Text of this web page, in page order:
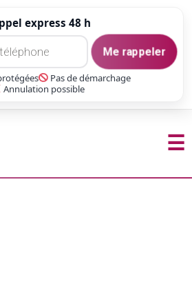
express 48 h
Me rappeler
Pas de démarchage
Annulation possible
☰